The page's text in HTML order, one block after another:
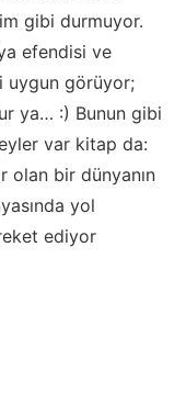
gibi durmuyor.
efendisi ve
uygun görüyor;
ya… :) Bunun gibi
var kitap da:
olan bir dünyanın
yol
ediyor